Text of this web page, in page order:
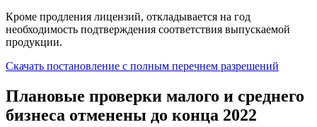
Кроме продления лицензий, откладывается на год
необходимость подтверждения соответствия выпускаемой
продукции.
Скачать постановление с полным перечнем разрешений
Плановые проверки малого и среднего
бизнеса отменены до конца 2022